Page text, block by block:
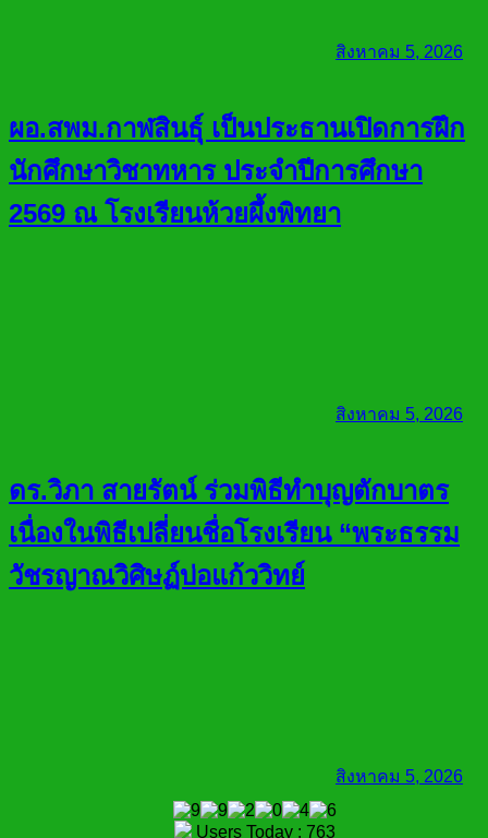
สิงหาคม 5, 2026
ผอ.สพม.กาฬสินธุ์ เป็นประธานเปิดการฝึก
นักศึกษาวิชาทหาร ประจำปีการศึกษา
2569 ณ โรงเรียนห้วยผึ้งพิทยา
สิงหาคม 5, 2026
ดร.วิภา สายรัตน์ ร่วมพิธีทำบุญตักบาตร
เนื่องในพิธีเปลี่ยนชื่อโรงเรียน “พระธรรม
วัชรญาณวิศิษฏ์บ่อแก้ววิทย์
สิงหาคม 5, 2026
Users Today : 763